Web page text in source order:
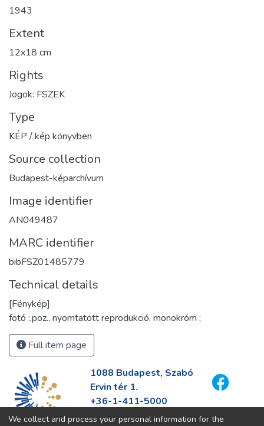
1943
Extent
12x18 cm
Rights
Jogok: FSZEK
Type
KÉP / kép könyvben
Source collection
Budapest-képarchívum
Image identifier
AN049487
MARC identifier
bibFSZ01485779
Technical details
[Fénykép]
fotó :,poz., nyomtatott reprodukció, monokróm ;
Full item page
1088 Budapest, Szabó
Ervin tér 1.
+36-1-411-5000
info@fszek.hu
We collect and process your personal information for the